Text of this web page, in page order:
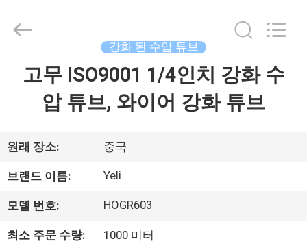
품
회
사
Rubber
and
(Hebei)
Rights
Developed
강화 된 수압 튜브
고무 ISO9001 1/4인치 강화 수
압 튜브, 와이어 강화 튜브
원래 장소: 중국
브랜드 이름: Yeli
모델 번호: HOGR603
최소 주문 수량: 1000 미터